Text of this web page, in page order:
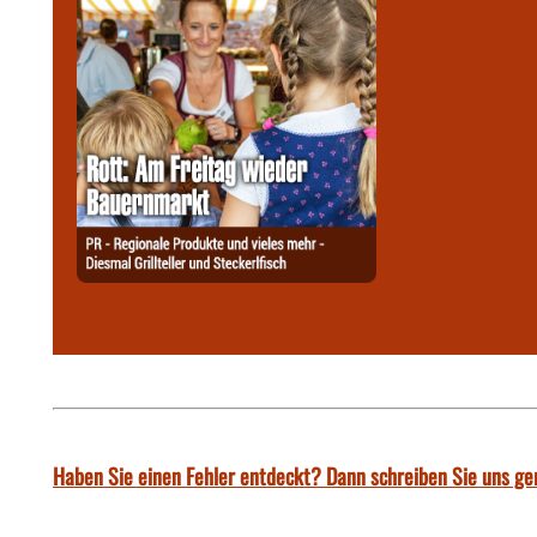
Haben Sie einen Fehler entdeckt? Dann schreiben Sie uns